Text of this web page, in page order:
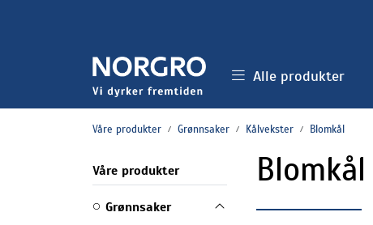
Alle produkter
Våre produkter Grønnsaker Kålvekster Blomkål
Våre produkter
Grønnsaker
Blomkål